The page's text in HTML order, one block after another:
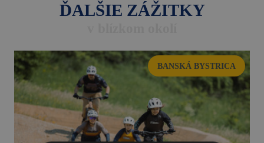
ĎALŠIE ZÁŽITKY
BANSKÁ BYSTRICA